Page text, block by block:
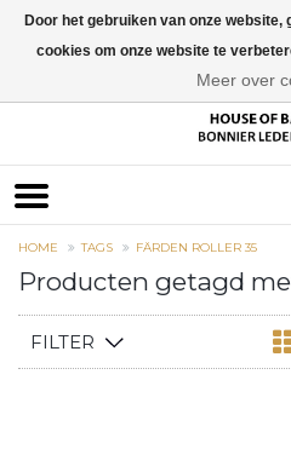
HOME TAGS FÄRDEN ROLLER 35
Producten getagd
FILTER
Door het gebruiken van onze
cookies om onze website te
Meer over